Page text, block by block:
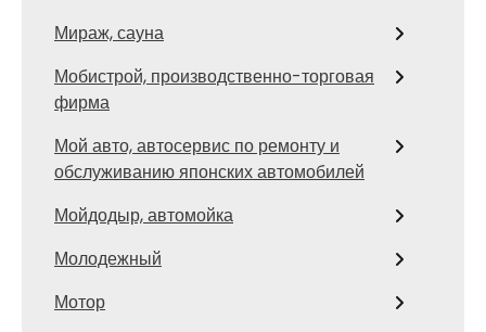
Мираж, сауна
Мобистрой, производственно-торговая
фирма
Мой авто, автосервис по ремонту и
обслуживанию японских автомобилей
Мойдодыр, автомойка
Молодежный
Мотор